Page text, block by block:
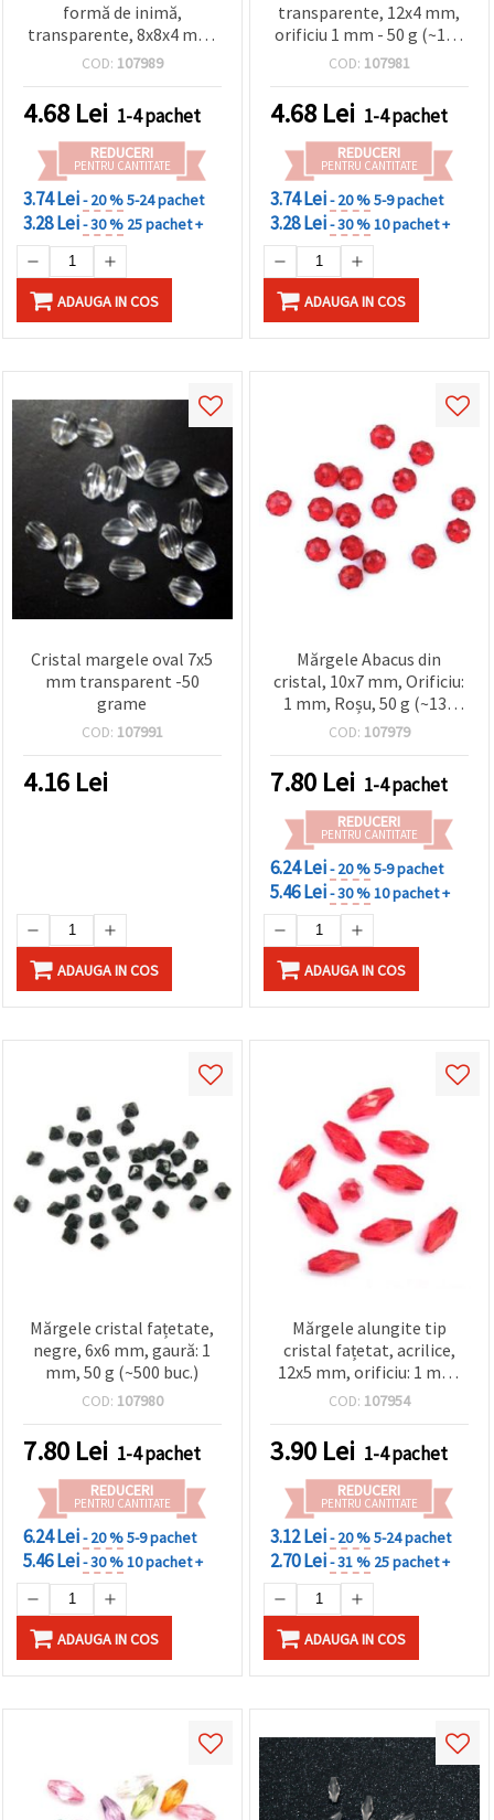
formă de inimă,
transparente, 8x8x4 mm,
orificiu: 1 mm – 20 g (~108
COD: 107989
4.68 Lei 1-4 pachet
REDUCERI
PENTRU CANTITATE
3.74 Lei- 20 %5-24 pachet
3.28 Lei- 30 % 25 pachet +
ADAUGA IN COS
transparente, 12x4 mm,
orificiu 1 mm - 50 g (~170
buc.)
COD: 107981
4.68 Lei 1-4 pachet
REDUCERI
PENTRU CANTITATE
3.74 Lei- 20 %5-9 pachet
3.28 Lei- 30 %10 pachet +
ADAUGA IN COS
Cristal margele oval 7x5
mm transparent -50
grame
COD: 107991
4.16 Lei
ADAUGA IN COS
Mărgele Abacus din
cristal, 10x7 mm, Orificiu:
1 mm, Roșu, 50 g (~130
buc.)
COD: 107979
7.80 Lei 1-4 pachet
REDUCERI
PENTRU CANTITATE
6.24 Lei- 20 %5-9 pachet
5.46 Lei- 30 %10 pachet +
ADAUGA IN COS
Mărgele cristal fațetate,
negre, 6x6 mm, gaură: 1
mm, 50 g (~500 buc.)
COD: 107980
7.80 Lei 1-4 pachet
REDUCERI
PENTRU CANTITATE
6.24 Lei- 20 %5-9 pachet
5.46 Lei- 30 %10 pachet +
ADAUGA IN COS
Mărgele alungite tip
cristal fațetat, acrilice,
12x5 mm, orificiu: 1 mm,
roșu, 20 g (~130 buc.)
COD: 107954
3.90 Lei 1-4 pachet
REDUCERI
PENTRU CANTITATE
3.12 Lei- 20 %5-24 pachet
2.70 Lei- 31 % 25 pachet +
ADAUGA IN COS